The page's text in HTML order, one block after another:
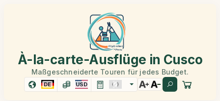
À-la-carte-Ausflüge in Cusco
Maßgeschneiderte Touren für jedes Budget.
DE USD